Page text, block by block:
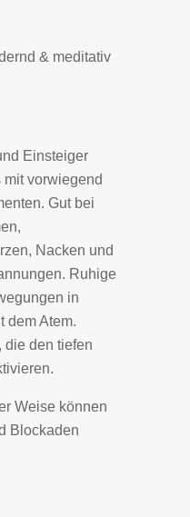
& meditativ
Einsteiger
vorwiegend
Gut bei
Nacken und
Ruhige
in
dem Atem.
die den tiefen
Weise können
Blockaden